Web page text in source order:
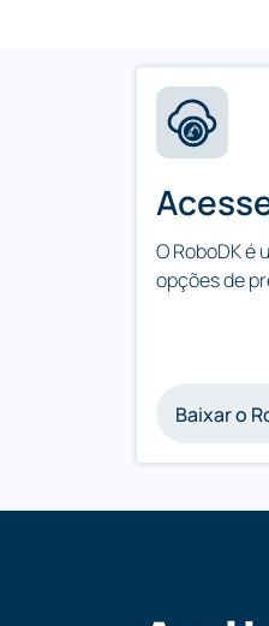
O RoboDK
opções de
Baixar o